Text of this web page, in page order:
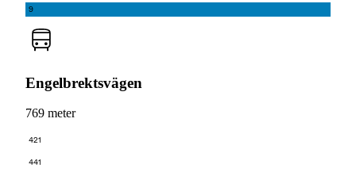
9
Engelbrektsvägen
769 meter
421
441